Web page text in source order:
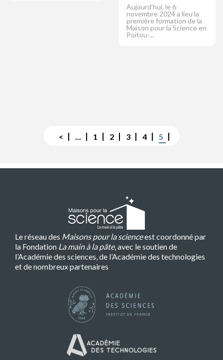
Aujourd’hui, le 6
novembre 2024 a lieu la
première formation de la
Maison pour la Science en
Poitou-...
Première
<
Page
... Page
1 Page
2 Page
3 Page
4
Page
courante
5
Le réseau des Maisons pour la scienceest coordonné par
la Fondation La main à la pâte, avec le soutien de
l’Académie des sciences, de l’Académie des technologies
et de nombreux partenaires